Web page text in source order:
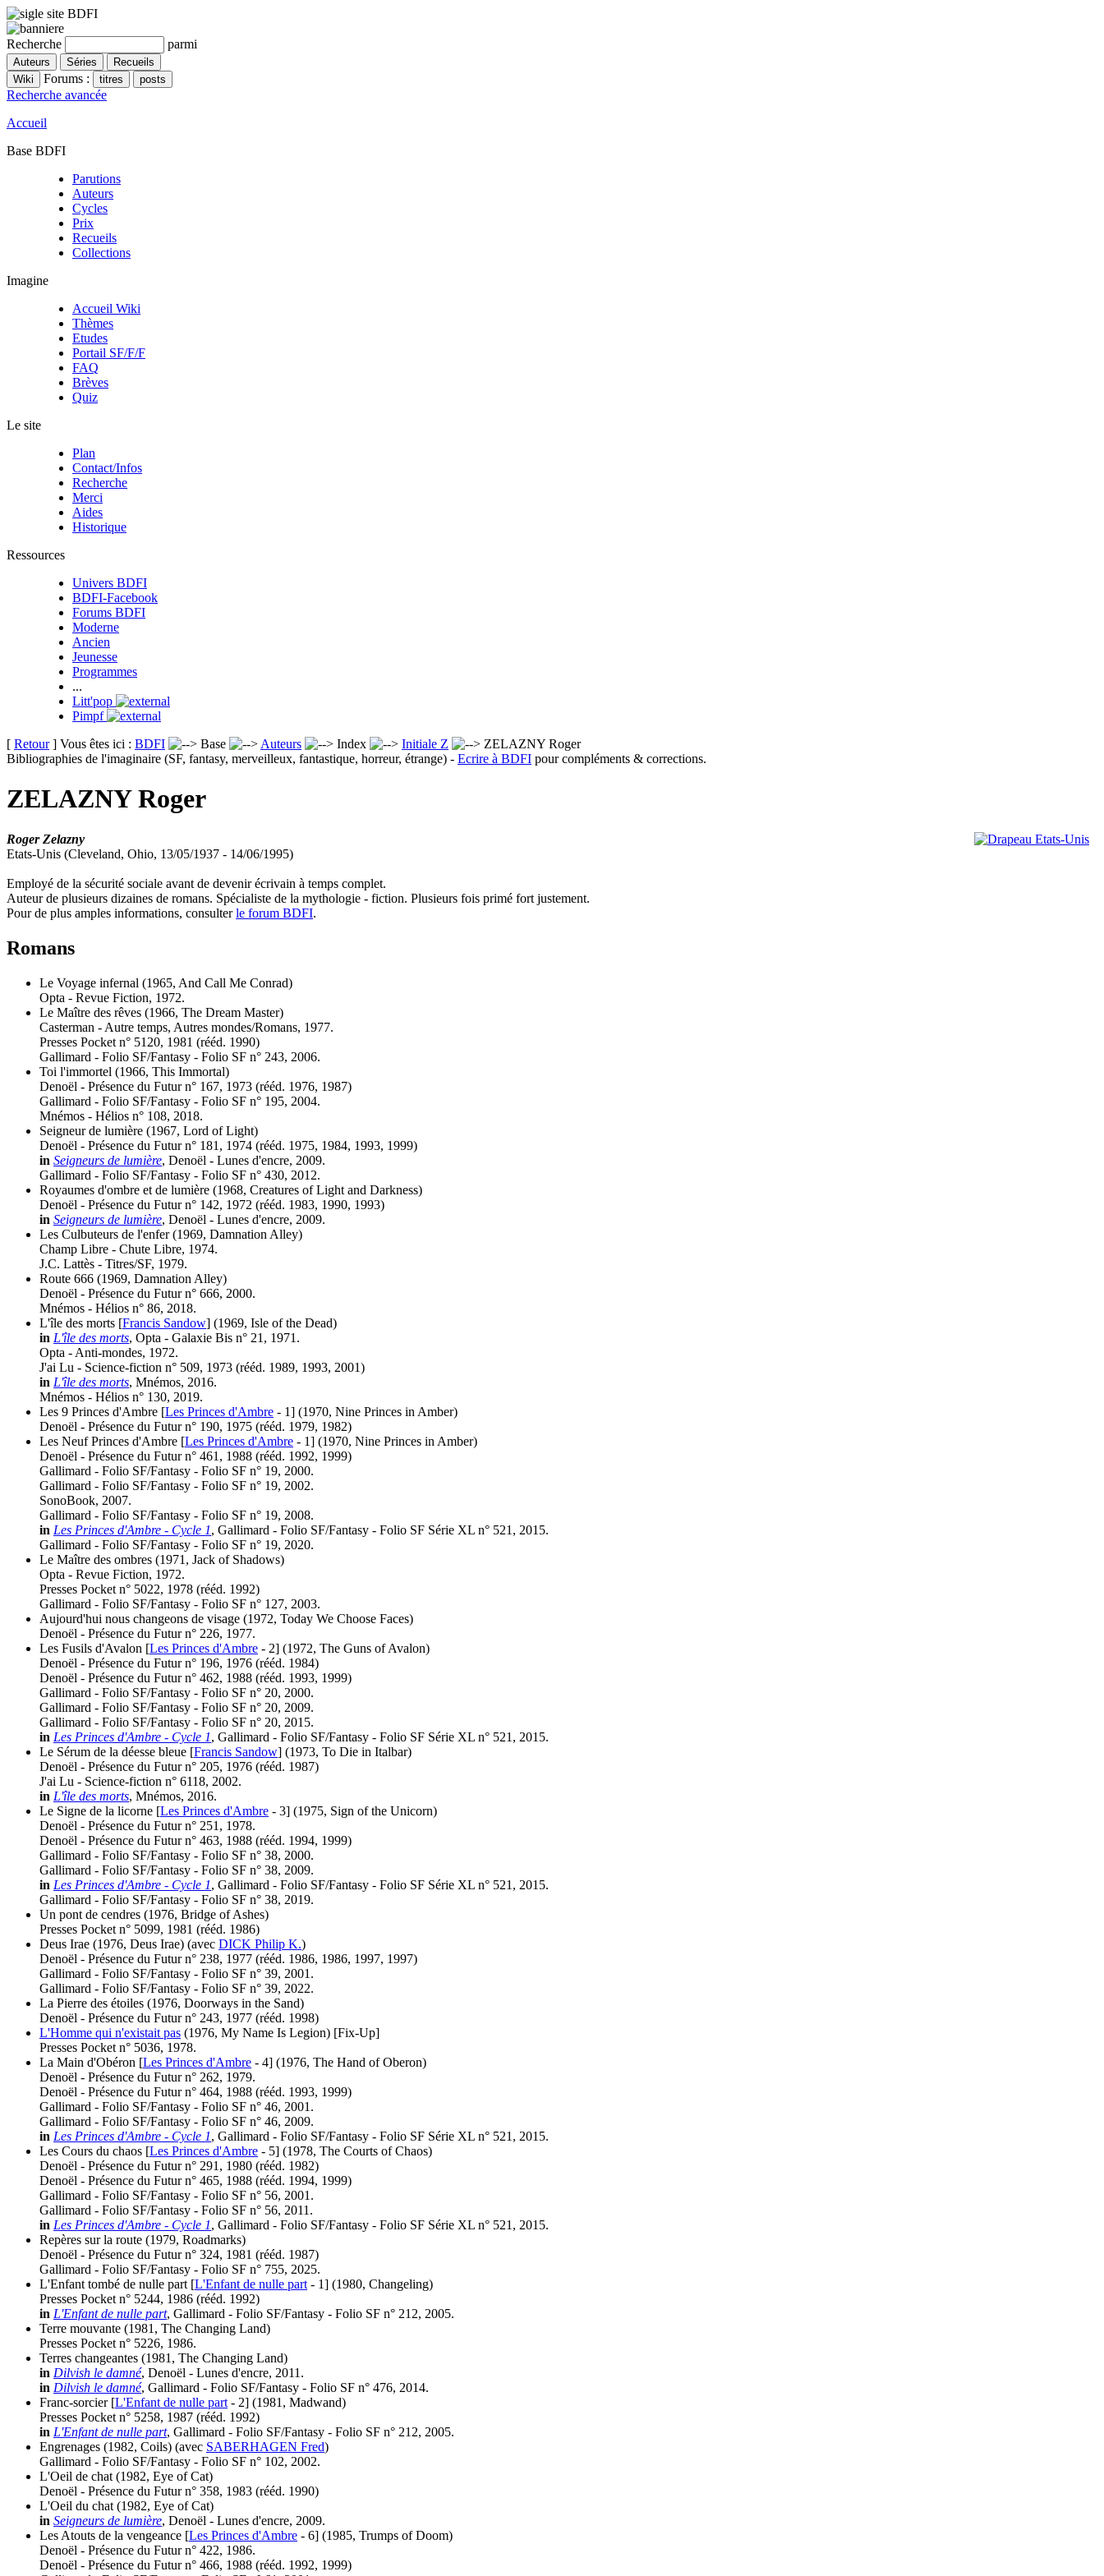
Recherche parmi
Forums :
Recherche avancée
Accueil
Base BDFI
Parutions
Auteurs
Cycles
Prix
Recueils
Collections
Imagine
Accueil Wiki
Thèmes
Etudes
Portail SF/F/F
FAQ
Brèves
Quiz
Le site
Plan
Contact/Infos
Recherche
Merci
Aides
Historique
Ressources
Univers BDFI
BDFI-Facebook
Forums BDFI
Moderne
Ancien
Jeunesse
Programmes
...
Litt'pop
Pimpf
[ Retour] Vous êtes ici : BDFI Base Auteurs Index Initiale Z
ZELAZNY Roger
Bibliographies de l'imaginaire (SF, fantasy, merveilleux, fantastique, horreur, étrange) - Ecrire à BDFI pour compléments & corrections.
ZELAZNY Roger
Roger Zelazny
Etats-Unis (Cleveland, Ohio, 13/05/1937 - 14/06/1995)
Employé de la sécurité sociale avant de devenir écrivain à temps complet.
Auteur de plusieurs dizaines de romans. Spécialiste de la mythologie - fiction. Plusieurs fois primé fort justement.
Pour de plus amples informations, consulterle forum BDFI.
Romans
Le Voyage infernal (1965, And Call Me Conrad)
Opta - Revue Fiction, 1972.
Le Maître des rêves (1966, The Dream Master)
Casterman - Autre temps, Autres mondes/Romans, 1977.
Presses Pocket n° 5120, 1981 (rééd. 1990)
Gallimard - Folio SF/Fantasy - Folio SF n° 243, 2006.
Toi l'immortel (1966, This Immortal)
Denoël - Présence du Futur n° 167, 1973 (rééd. 1976, 1987)
Gallimard - Folio SF/Fantasy - Folio SF n° 195, 2004.
Mnémos - Hélios n° 108, 2018.
Seigneur de lumière (1967, Lord of Light)
Denoël - Présence du Futur n° 181, 1974 (rééd. 1975, 1984, 1993, 1999)
in Seigneurs de lumière, Denoël - Lunes d'encre, 2009.
Gallimard - Folio SF/Fantasy - Folio SF n° 430, 2012.
Royaumes d'ombre et de lumière (1968, Creatures of Light and Darkness)
Denoël - Présence du Futur n° 142, 1972 (rééd. 1983, 1990, 1993)
in Seigneurs de lumière, Denoël - Lunes d'encre, 2009.
Les Culbuteurs de l'enfer (1969, Damnation Alley)
Champ Libre - Chute Libre, 1974.
J.C. Lattès - Titres/SF, 1979.
Route 666 (1969, Damnation Alley)
Denoël - Présence du Futur n° 666, 2000.
Mnémos - Hélios n° 86, 2018.
L'île des morts [Francis Sandow] (1969, Isle of the Dead)
in L'île des morts, Opta - Galaxie Bis n° 21, 1971.
Opta - Anti-mondes, 1972.
J'ai Lu - Science-fiction n° 509, 1973 (rééd. 1989, 1993, 2001)
in L'île des morts, Mnémos, 2016.
Mnémos - Hélios n° 130, 2019.
Les 9 Princes d'Ambre [Les Princes d'Ambre - 1] (1970, Nine Princes in Amber)
Denoël - Présence du Futur n° 190, 1975 (rééd. 1979, 1982)
Les Neuf Princes d'Ambre [Les Princes d'Ambre - 1] (1970, Nine Princes in Amber)
Denoël - Présence du Futur n° 461, 1988 (rééd. 1992, 1999)
Gallimard - Folio SF/Fantasy - Folio SF n° 19, 2000.
Gallimard - Folio SF/Fantasy - Folio SF n° 19, 2002.
SonoBook, 2007.
Gallimard - Folio SF/Fantasy - Folio SF n° 19, 2008.
in Les Princes d'Ambre - Cycle 1, Gallimard - Folio SF/Fantasy - Folio SF Série XL n° 521, 2015.
Gallimard - Folio SF/Fantasy - Folio SF n° 19, 2020.
Le Maître des ombres (1971, Jack of Shadows)
Opta - Revue Fiction, 1972.
Presses Pocket n° 5022, 1978 (rééd. 1992)
Gallimard - Folio SF/Fantasy - Folio SF n° 127, 2003.
Aujourd'hui nous changeons de visage (1972, Today We Choose Faces)
Denoël - Présence du Futur n° 226, 1977.
Les Fusils d'Avalon [Les Princes d'Ambre - 2] (1972, The Guns of Avalon)
Denoël - Présence du Futur n° 196, 1976 (rééd. 1984)
Denoël - Présence du Futur n° 462, 1988 (rééd. 1993, 1999)
Gallimard - Folio SF/Fantasy - Folio SF n° 20, 2000.
Gallimard - Folio SF/Fantasy - Folio SF n° 20, 2009.
Gallimard - Folio SF/Fantasy - Folio SF n° 20, 2015.
in Les Princes d'Ambre - Cycle 1, Gallimard - Folio SF/Fantasy - Folio SF Série XL n° 521, 2015.
Le Sérum de la déesse bleue [Francis Sandow] (1973, To Die in Italbar)
Denoël - Présence du Futur n° 205, 1976 (rééd. 1987)
J'ai Lu - Science-fiction n° 6118, 2002.
in L'île des morts, Mnémos, 2016.
Le Signe de la licorne [Les Princes d'Ambre - 3] (1975, Sign of the Unicorn)
Denoël - Présence du Futur n° 251, 1978.
Denoël - Présence du Futur n° 463, 1988 (rééd. 1994, 1999)
Gallimard - Folio SF/Fantasy - Folio SF n° 38, 2000.
Gallimard - Folio SF/Fantasy - Folio SF n° 38, 2009.
in Les Princes d'Ambre - Cycle 1, Gallimard - Folio SF/Fantasy - Folio SF Série XL n° 521, 2015.
Gallimard - Folio SF/Fantasy - Folio SF n° 38, 2019.
Un pont de cendres (1976, Bridge of Ashes)
Presses Pocket n° 5099, 1981 (rééd. 1986)
Deus Irae (1976, Deus Irae) (avec DICK Philip K.)
Denoël - Présence du Futur n° 238, 1977 (rééd. 1986, 1986, 1997, 1997)
Gallimard - Folio SF/Fantasy - Folio SF n° 39, 2001.
Gallimard - Folio SF/Fantasy - Folio SF n° 39, 2022.
La Pierre des étoiles (1976, Doorways in the Sand)
Denoël - Présence du Futur n° 243, 1977 (rééd. 1998)
L'Homme qui n'existait pas (1976, My Name Is Legion) [Fix-Up]
Presses Pocket n° 5036, 1978.
La Main d'Obéron [Les Princes d'Ambre - 4] (1976, The Hand of Oberon)
Denoël - Présence du Futur n° 262, 1979.
Denoël - Présence du Futur n° 464, 1988 (rééd. 1993, 1999)
Gallimard - Folio SF/Fantasy - Folio SF n° 46, 2001.
Gallimard - Folio SF/Fantasy - Folio SF n° 46, 2009.
in Les Princes d'Ambre - Cycle 1, Gallimard - Folio SF/Fantasy - Folio SF Série XL n° 521, 2015.
Les Cours du chaos [Les Princes d'Ambre - 5] (1978, The Courts of Chaos)
Denoël - Présence du Futur n° 291, 1980 (rééd. 1982)
Denoël - Présence du Futur n° 465, 1988 (rééd. 1994, 1999)
Gallimard - Folio SF/Fantasy - Folio SF n° 56, 2001.
Gallimard - Folio SF/Fantasy - Folio SF n° 56, 2011.
in Les Princes d'Ambre - Cycle 1, Gallimard - Folio SF/Fantasy - Folio SF Série XL n° 521, 2015.
Repères sur la route (1979, Roadmarks)
Denoël - Présence du Futur n° 324, 1981 (rééd. 1987)
Gallimard - Folio SF/Fantasy - Folio SF n° 755, 2025.
L'Enfant tombé de nulle part [L'Enfant de nulle part - 1] (1980, Changeling)
Presses Pocket n° 5244, 1986 (rééd. 1992)
in L'Enfant de nulle part, Gallimard - Folio SF/Fantasy - Folio SF n° 212, 2005.
Terre mouvante (1981, The Changing Land)
Presses Pocket n° 5226, 1986.
Terres changeantes (1981, The Changing Land)
in Dilvish le damné, Denoël - Lunes d'encre, 2011.
in Dilvish le damné, Gallimard - Folio SF/Fantasy - Folio SF n° 476, 2014.
Franc-sorcier [L'Enfant de nulle part - 2] (1981, Madwand)
Presses Pocket n° 5258, 1987 (rééd. 1992)
in L'Enfant de nulle part, Gallimard - Folio SF/Fantasy - Folio SF n° 212, 2005.
Engrenages (1982, Coils) (avec SABERHAGEN Fred)
Gallimard - Folio SF/Fantasy - Folio SF n° 102, 2002.
L'Oeil de chat (1982, Eye of Cat)
Denoël - Présence du Futur n° 358, 1983 (rééd. 1990)
L'Oeil du chat (1982, Eye of Cat)
in Seigneurs de lumière, Denoël - Lunes d'encre, 2009.
Les Atouts de la vengeance [Les Princes d'Ambre - 6] (1985, Trumps of Doom)
Denoël - Présence du Futur n° 422, 1986.
Denoël - Présence du Futur n° 466, 1988 (rééd. 1992, 1999)